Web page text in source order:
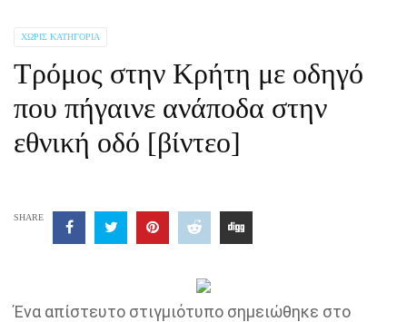
ΧΩΡΊΣ ΚΑΤΗΓΟΡΊΑ
Τρόμος στην Κρήτη με οδηγό
που πήγαινε ανάποδα στην
εθνική οδό [βίντεο]
SHARE
Ένα απίστευτο στιγμιότυπο σημειώθηκε στο